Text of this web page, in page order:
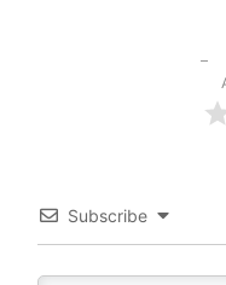
Subscribe